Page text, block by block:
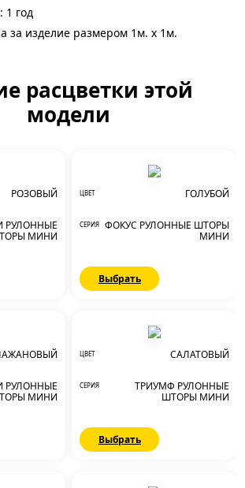
1 год
за изделие размером 1м. x 1м.
расцветки этой
модели
РОЗОВЫЙ
РУЛОННЫЕ
МИНИ
ЦВЕТ ГОЛУБОЙ
СЕРИЯ
ФОКУС РУЛОННЫЕ ШТОРЫ
МИНИ
Выбрать
РУЛОННЫЕ
МИНИ
ЦВЕТ САЛАТОВЫЙ
СЕРИЯ
ТРИУМФ РУЛОННЫЕ
ШТОРЫ МИНИ
Выбрать